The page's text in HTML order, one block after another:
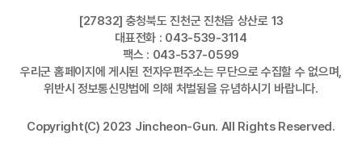
[27832] 충청북도 진천군 진천읍 상산로 13
대표전화 : 043-539-3114
팩스 : 043-537-0599
우리군 홈페이지에 게시된 전자우편주소는 무단으로 수집할 수 없으며,
위반시 정보통신망법에 의해 처벌됨을 유념하시기 바랍니다.
Copyright(C) 2023 Jincheon-Gun. All Rights Reserved.